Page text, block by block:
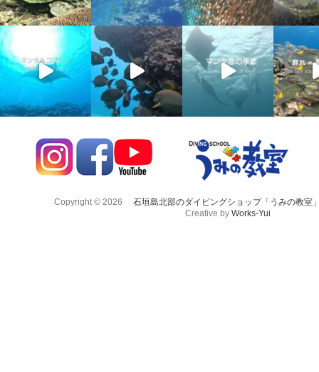
Copyright © 2026
石垣島北部のダイビングショップ「うみの教室
Creative by Works-Yui